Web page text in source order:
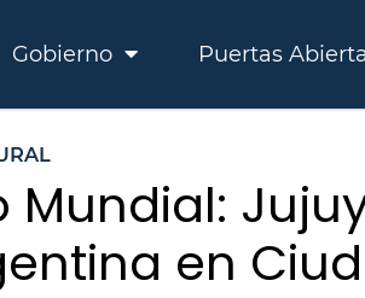
Gobierno Puertas
Mundial:
en